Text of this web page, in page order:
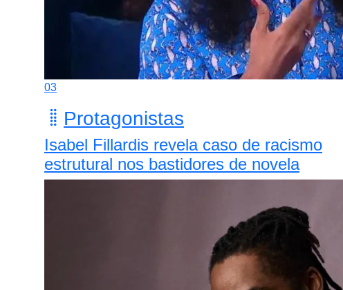
03
Protagonistas
Isabel Fillardis revela caso de racismo
estrutural nos bastidores de novela